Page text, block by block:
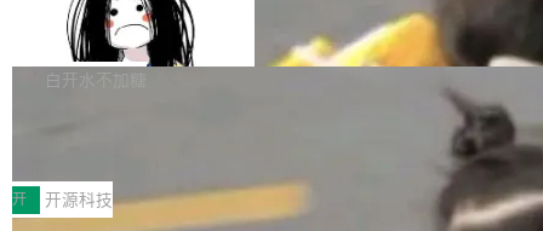
容的百科平台，被马斯克视为传统众包百科网站
维基百科的替代方案。Lawfare 调查发现，无论
热门页面还是低关注度页面，均未出现近期更
声明 LocaleResolver、注册 LocaleChangeInt
erceptor…五六步之后才能看到第一行翻译文
本。 Solon 换了个方式。整个 i18n 模块围绕三
Apache Doris 4.1 全面增强 Iceberg：
支持 UPDATE、MERGE INTO 与 Iceb
erg V3
Apache Doris 4.1 要补齐的，正是缺失的那一
半。在已有查询能力的基础上，Doris 进一步支
常维护操作，并完整支持 Iceberg V3 格式。
白开水不加糖
村国家自主创新示范区会议中心开幕。本届大会
由中关村智联软件服务业质量创新联盟主办，以
开 开源科技